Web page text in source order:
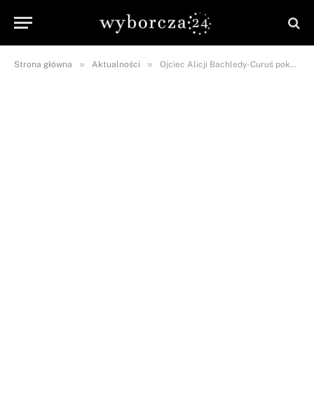
Strona główna » Aktualności » Ojciec Alicji Bachledy-Curuś pokonał białaczkę dzięki relikwii św. Jana Pawła II!